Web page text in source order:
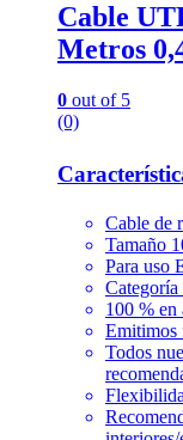
Cable
Metros
0 out of 5
(0)
Cable de
Tamaño
Para uso
Categoría
100 % en
Emitimos
Todos